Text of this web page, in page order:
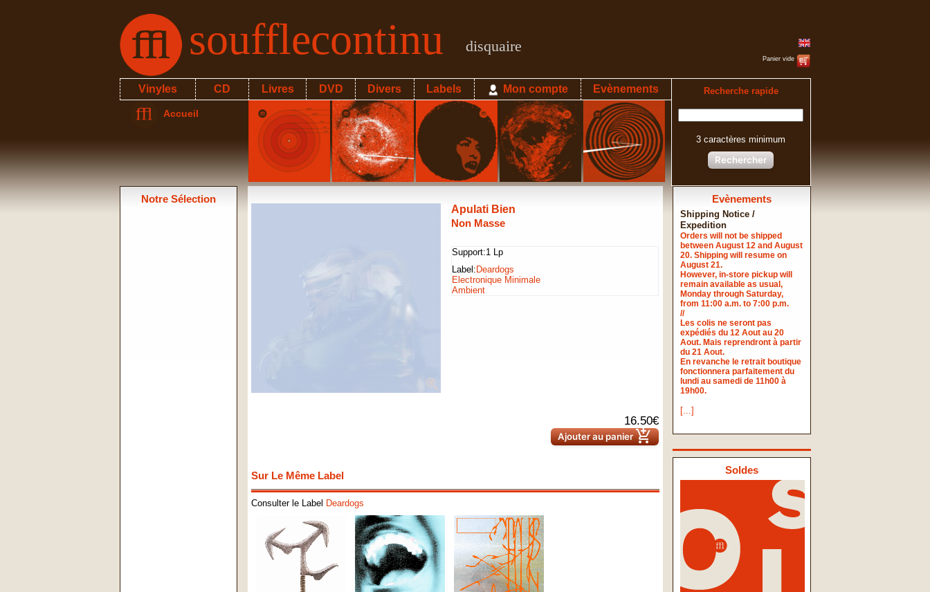
soufflecontinu disquaire
Panier vide
Vinyles CD Livres DVD Divers Labels Mon compte Evènements Recherche rapide
3 caractères minimum
Rechercher
Accueil
Evènements
Shipping Notice /
Expedition
Orders will not be shipped
between August 12 and August
20. Shipping will resume on
August 21.
However, in-store pickup will
remain available as usual,
Monday through Saturday,
from 11:00 a.m. to 7:00 p.m.
//
Les colis ne seront pas
expédiés du 12 Aout au 20
Aout. Mais reprendront à partir
du 21 Aout.
En revanche le retrait boutique
fonctionnera parfaitement du
lundi au samedi de 11h00 à
19h00.
[...]
Soldes
Notre Sélection
zoom_in
Apulati Bien
Non Masse
Support:1 Lp
Label: Deardogs
Electronique Minimale
Ambient
16.50€
Ajouter au panieradd_shopping_cart
Sur Le Même Label
Consulter le Label Deardogs